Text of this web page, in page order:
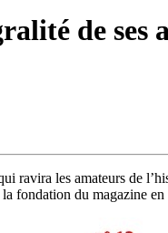
de ses
ravira les amateurs de
fondation du magazine